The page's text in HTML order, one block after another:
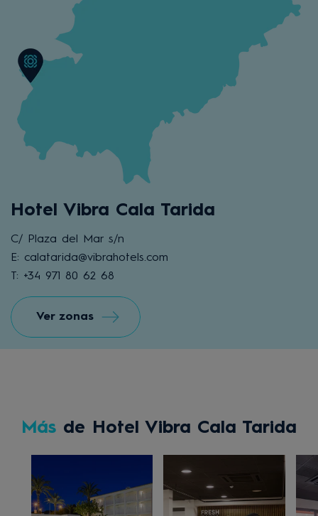
Hotel Vibra Cala Tarida
C/ Plaza del Mar s/n
E: calatarida@vibrahotels.com
T: +34 971 80 62 68
Ver zonas
Más de Hotel Vibra Cala Tarida